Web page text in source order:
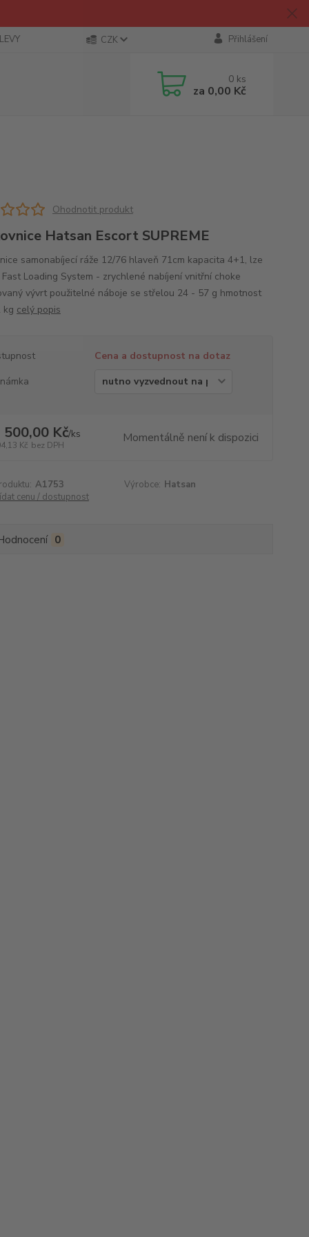
CZK Přihlášení
0 ks
za 0,00 Kč
Ohodnotit produkt
Hatsan Escort SUPREME
samonabíjecí ráže 12/76 hlaveň 71cm kapacita 4+1, lze
Loading System - zrychlené nabíjení vnitřní choke
vývrt použitelné náboje se střelou 24 - 57 g hmotnost
kg celý popis
Cena a dostupnost na dotaz
500,00 Kč/ks
Kč bez DPH Momentálně není k dispozici
A1753 Výrobce: Hatsan
cenu / dostupnost
0